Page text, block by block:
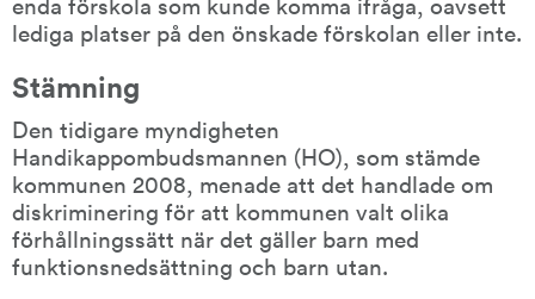
lediga platser på den önskade förskolan eller inte.
Stämning
Den tidigare myndigheten
Handikappombudsmannen (HO), som stämde
kommunen 2008, menade att det handlade om
diskriminering för att kommunen valt olika
förhållningssätt när det gäller barn med
funktionsnedsättning och barn utan.